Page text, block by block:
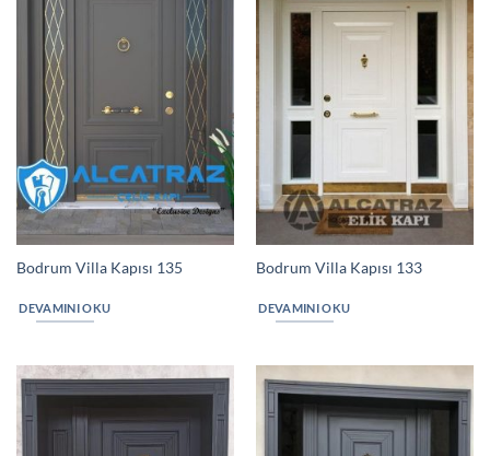
Bodrum Villa Kapısı 135
DEVAMINI OKU
Bodrum Villa Kapısı 133
DEVAMINI OKU